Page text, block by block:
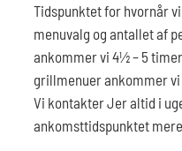
Tidspunktet for hvornår
menuvalg og antallet af
ankommer vi 4½ – 5
grillmenuer ankommer
Vi kontakter Jer altid i
ankomsttidspunktet